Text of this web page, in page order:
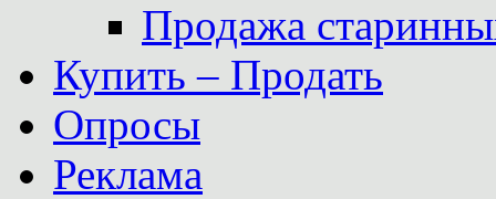
Продажа
Купить – Продать
Опросы
Реклама